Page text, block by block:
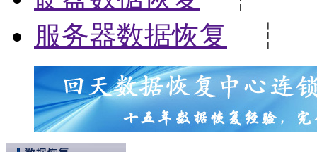
服务器数据恢复
┆